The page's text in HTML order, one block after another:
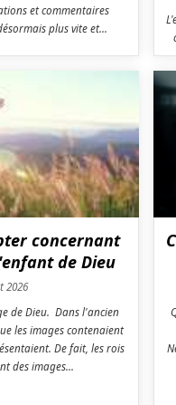
et commentaires
plus vite et...
concernant
de Dieu
2026
de Dieu. Dans l'ancien
les images contenaient
De fait, les rois
des images...